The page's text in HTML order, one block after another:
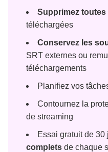
Supprimez
téléchargées
Conservez les
SRT externes ou
téléchargements
Planifiez vos
Contournez la
de streaming
Essai gratuit de
complets de chaque